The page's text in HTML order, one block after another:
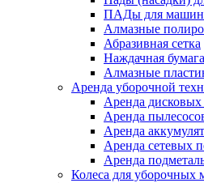
ПАДы для
Алмазные
Абразивная сетка
Наждачная бумага
Алмазные
Аренда уборочной
Аренда
Аренда
Аренда
Аренда сетевых
Аренда
Колеса для уборочных